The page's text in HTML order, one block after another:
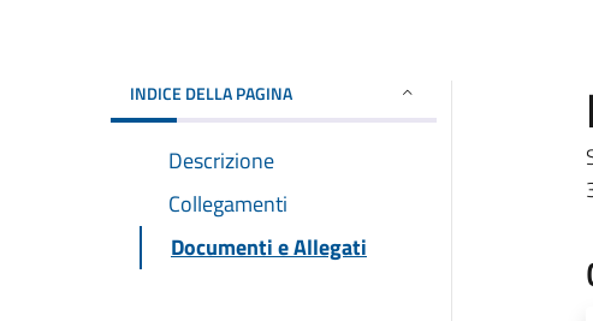
INDICE DELLA PAGINA
Descrizione
Collegamenti
Documenti e Allegati